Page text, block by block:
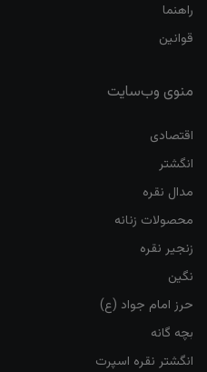
راهنما
قوانین
منوی وب‌سایت
اقتصادی
انگشتر
مدال نقره
محصولات زنانه
زنجیر نقره
نگین
حرز امام جواد (ع)
بچه گانه
انگشتر نقره اسپرت